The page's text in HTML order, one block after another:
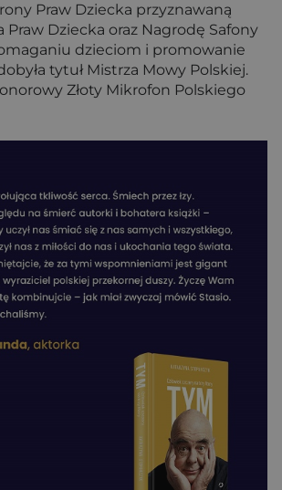
Praw Dziecka przyznawaną
Praw Dziecka oraz Nagrodę Safony
dzieciom i promowanie
tytuł Mistrza Mowy Polskiej.
Złoty Mikrofon Polskiego